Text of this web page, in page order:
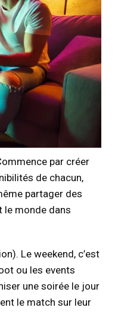
par créer
de chacun,
partager des
le monde dans
Le weekend, c’est
ou les events
une soirée le jour
le match sur leur